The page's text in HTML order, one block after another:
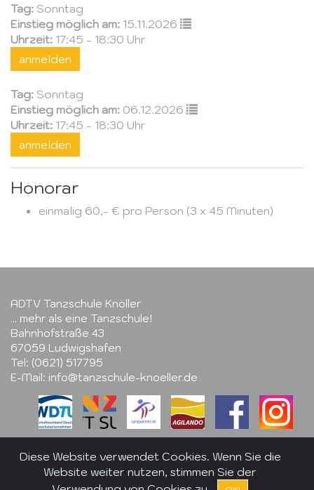
Tag: Sonntag
Einstieg möglich am: 15.11.2026
Uhrzeit: 17:45 - 18:30 Uhr
anmelden
Tag: Sonntag
Einstieg möglich am: 06.12.2026
Uhrzeit: 17:45 - 18:30 Uhr
anmelden
Honorar
einmalig 60,- € pro Person (3 x 45 Minuten)
ADTV Tanzschule Knöller
... mehr als eine Tanzschule!
Bahnhofstraße 43
67059 Ludwigshafen
Tel: (0621) 517795
E-Mail: info@tanzschule-knoeller.de
Diese Website verwendet Cookies. Wenn Sie die
Website weiter nutzen, stimmen Sie der